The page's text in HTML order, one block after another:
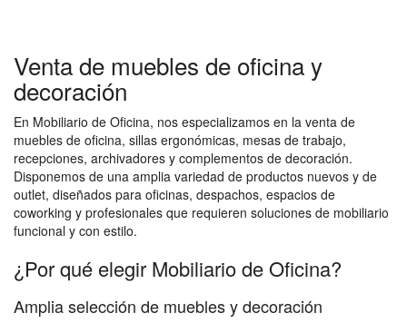
Venta de muebles de oficina y
decoración
En Mobiliario de Oficina, nos especializamos en la venta de
muebles de oficina, sillas ergonómicas, mesas de trabajo,
recepciones, archivadores y complementos de decoración.
Disponemos de una amplia variedad de productos nuevos y de
outlet, diseñados para oficinas, despachos, espacios de
coworking y profesionales que requieren soluciones de mobiliario
funcional y con estilo.
¿Por qué elegir Mobiliario de Oficina?
Amplia selección de muebles y decoración